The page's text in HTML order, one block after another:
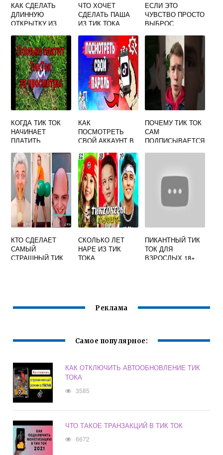
КАК СДЕЛАТЬ
ДЛИННУЮ
ОТКРЫТКУ ИЗ
ЧТО ХОЧЕТ
СДЕЛАТЬ ПАША
ИЗ ТИК ТОКА
ЕСЛИ ЭТО
ЧУВСТВО ПРОСТО
ВЫБРОС
РЕМИКС ИЗ ТИК
КОГДА ТИК ТОК
НАЧИНАЕТ
ПЛАТИТЬ
КАК
ПОСМОТРЕТЬ
СВОЙ АККАУНТ В
ПОЧЕМУ ТИК ТОК
САМ
ПОДПИСЫВАЕТСЯ
КТО СДЕЛАЕТ
САМЫЙ
СТРАШНЫЙ ТИК
СКОЛЬКО ЛЕТ
НАРЕ ИЗ ТИК
ТОКА
ПИКАНТНЫЙ ТИК
ТОК ДЛЯ
ВЗРОСЛЫХ 18+
Реклама
Самое популярное:
КАК ОТКЛЮЧИТЬ АВТООБНОВЛЕНИЕ ТИК
ТОКА
3585
ЧТО ТАКОЕ ТРАНЗАКЦИЙ В ТИК ТОК
6672